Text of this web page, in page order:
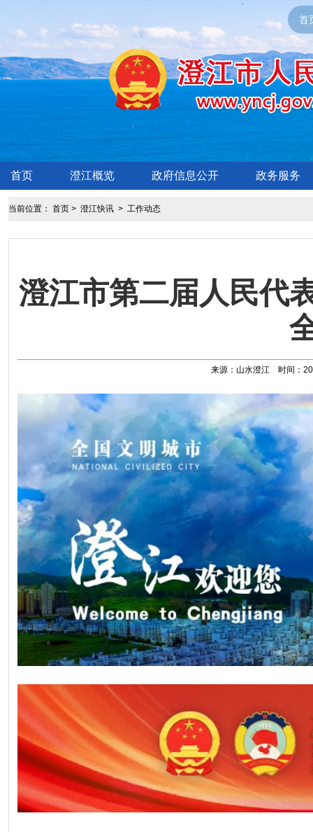
首
首页 澄江概览 政府信息公开 政务服务
当前位置： 首页> 澄江快讯 > 工作动态
澄江市第二届人民代
来源：山水澄江 时间：